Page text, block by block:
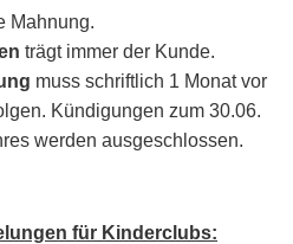
Mahnung.
trägt immer der Kunde.
muss schriftlich 1 Monat vor
Kündigungen zum 30.06.
werden ausgeschlossen.
für Kinderclubs: